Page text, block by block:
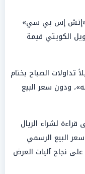
إس بي سي»
الكويتي قيمة
الصباح بختام
مستوى شراء بلغ «13.09 جنيه»، ودون سعر البيع
لشراء الريال
سعر البيع الرسمي
مما يبرهن على نجاح آليات العرض